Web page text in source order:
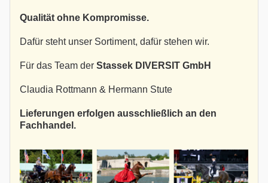
Qualität ohne Kompromisse.
Dafür steht unser Sortiment, dafür stehen wir.
Für das Team der Stassek DIVERSIT GmbH
Claudia Rottmann & Hermann Stute
Lieferungen erfolgen ausschließlich an den
Fachhandel.